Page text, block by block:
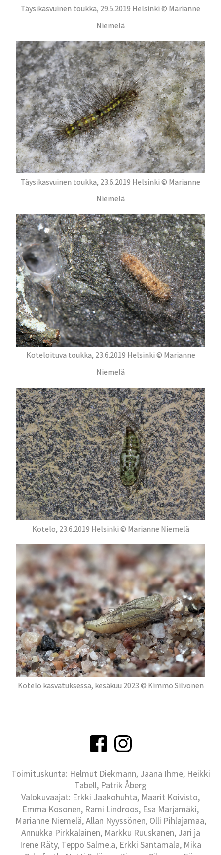
Täysikasvuinen toukka, 29.5.2019 Helsinki © Marianne
Niemelä
Täysikasvuinen toukka, 23.6.2019 Helsinki © Marianne
Niemelä
Koteloituva toukka, 23.6.2019 Helsinki © Marianne
Niemelä
Kotelo, 23.6.2019 Helsinki © Marianne Niemelä
Kotelo kasvatuksessa, kesäkuu 2023 © Kimmo Silvonen
Toimituskunta: Helmut Diekmann, Jaana Ihme, Heikki
Tabell, Patrik Åberg
Valokuvaajat: Erkki Jaakohuhta, Maarit Koivisto,
Emma Kosonen, Rami Lindroos, Esa Marjamäki,
Marianne Niemelä, Allan Nyyssönen, Olli Pihlajamaa,
Annukka Pirkkalainen, Markku Ruuskanen, Jari ja
Irene Räty, Teppo Salmela, Erkki Santamala, Mika